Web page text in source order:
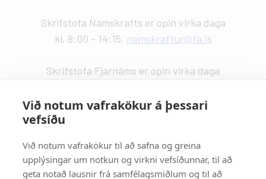
Við notum vafrakökur á þessari
vefsíðu
Við notum vafrakökur til að safna og greina
upplýsingar um notkun og virkni vefsíðunnar, til að
geta notað lausnir frá samfélagsmiðlum og til að
Skrifstofa Námskrafts er opin virka daga
kl. 8:00 - 14:15. namskraftur@fa.is
Skrifstofa Fjarnáms er opin virka daga
Strætisvagnar: